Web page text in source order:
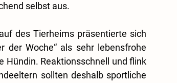
selbst aus.
des Tierheims präsentierte sich
der Woche“ als sehr lebensfrohe
Hündin. Reaktionsschnell und flink
sollten deshalb sportliche